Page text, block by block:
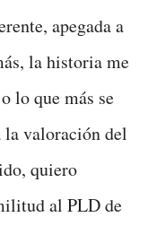
apegada a
la historia me
lo que más se
la valoración del
quiero
al PLD de